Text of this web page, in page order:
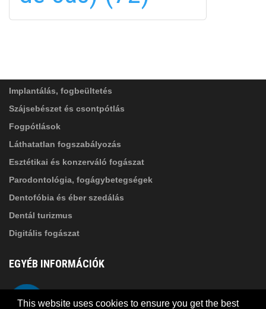
This website uses cookies to ensure you get the best
Implantálás, fogbeültetés
Szájsebészet és csontpótlás
Fogpótlások
Láthatatlan fogszabályozás
Esztétikai és konzerváló fogászat
Parodontológia, fogágybetegségek
Dentofóbia és éber szedálás
Dentál turizmus
Digitális fogászat
EGYÉB INFORMÁCIÓK